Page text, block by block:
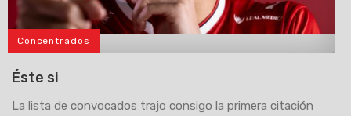
Concentrados
Éste si
La lista de convocados trajo consigo la primera citación